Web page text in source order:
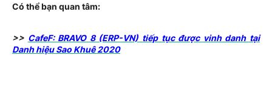
Có thể bạn quan tâm:
>> CafeF: BRAVO 8 (ERP-VN) tiếp tục được vinh danh tại
Danh hiệu Sao Khuê 2020